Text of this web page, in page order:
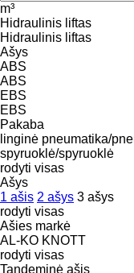
m³
Hidraulinis liftas
Hidraulinis liftas
Ašys
ABS
ABS
EBS
EBS
Pakaba
linginė pneumatika/
spyruoklė/spyruoklė
rodyti visas
Ašys
1 ašis 2 ašys 3 ašys
rodyti visas
Ašies markė
AL-KO KNOTT
rodyti visas
Tandeminė ašis